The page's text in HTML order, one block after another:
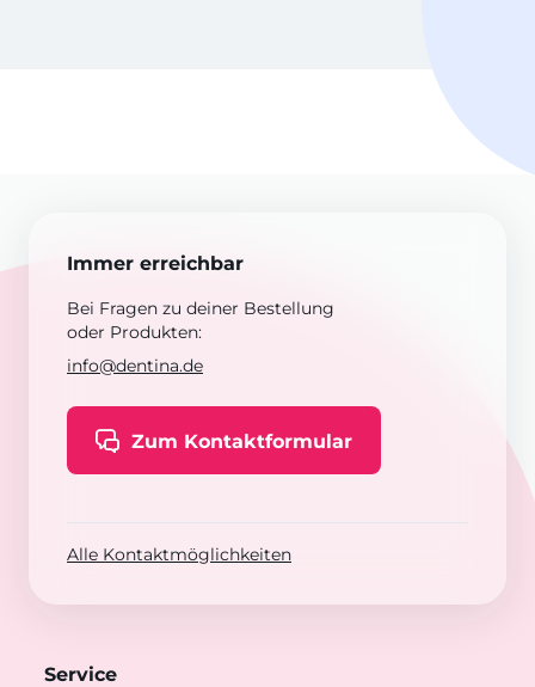
Immer erreichbar
Bei Fragen zu deiner Bestellung
oder Produkten:
info@dentina.de
Zum Kontaktformular
Alle Kontaktmöglichkeiten
Service